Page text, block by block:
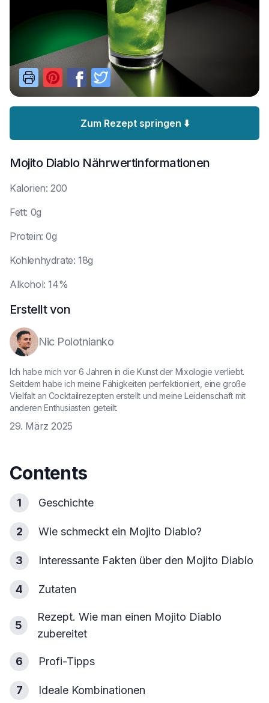
Zum Rezept springen ⬇️
Mojito DiabloNährwertinformationen
Kalorien: 200
Fett: 0g
Protein: 0g
Kohlenhydrate: 18g
Alkohol: 14%
Erstellt von
Nic Polotnianko
Ich habe mich vor 6 Jahren in die Kunst der Mixologie verliebt.
Seitdem habe ich meine Fähigkeiten perfektioniert, eine große
Vielfalt an Cocktailrezepten erstellt und meine Leidenschaft mit
anderen Enthusiasten geteilt.
29. März 2025
Contents
1 Geschichte
2 Wie schmeckt ein Mojito Diablo?
3 Interessante Fakten über den Mojito Diablo
4 Zutaten
5
Rezept. Wie man einen Mojito Diablo
zubereitet
6 Profi-Tipps
7 Ideale Kombinationen